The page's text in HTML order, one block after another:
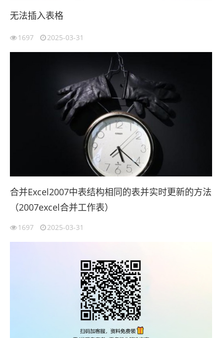
无法插入表格
1697 2025-03-31
合并Excel2007中表结构相同的表并实时更新的方法
（2007excel合并工作表）
1697 2025-03-31